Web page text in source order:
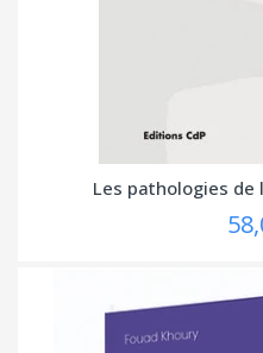
Les pathologies de